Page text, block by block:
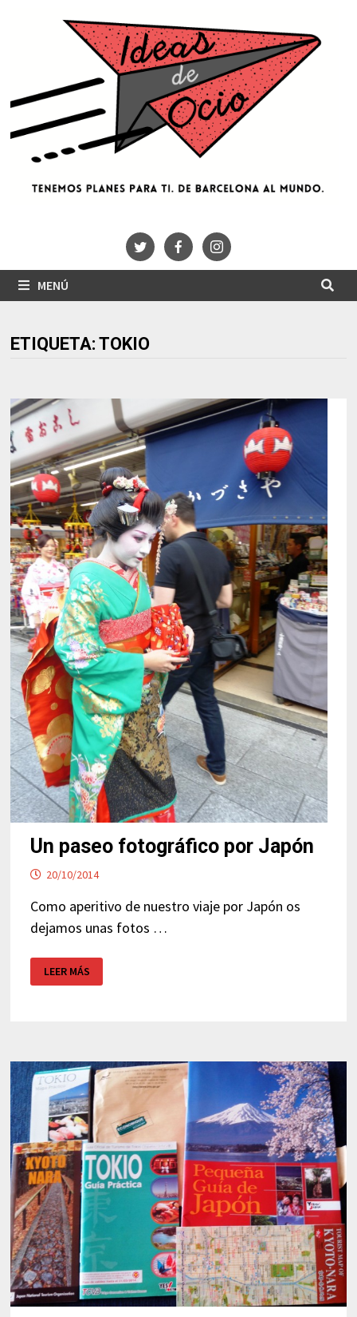
MENÚ
ETIQUETA: TOKIO
Un paseo fotográfico por Japón
20/10/2014
Como aperitivo de nuestro viaje por Japón os
dejamos unas fotos …
UN
PASEO
FOTOGRÁFICO
LEER MÁS